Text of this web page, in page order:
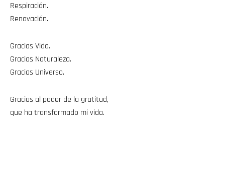
Respiración.
Renovación.
Gracias Vida.
Gracias Naturaleza.
Gracias Universo.
Gracias al poder de la gratitud,
que ha transformado mi vida.